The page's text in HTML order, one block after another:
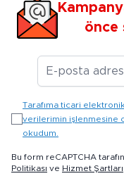
önce
Tarafıma ticari
verilerimin işlenmesine
okudum.
Bu form reCAPTCHA
Politikası ve Hizmet Şartları